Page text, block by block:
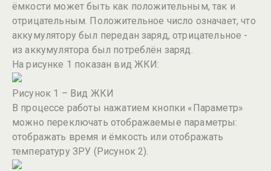
ёмкости может быть как положительным, так и
отрицательным. Положительное число означает, что
аккумулятору был передан заряд, отрицательное -
из аккумулятора был потреблён заряд.
На рисунке 1 показан вид ЖКИ:
Рисунок 1 – Вид ЖКИ
В процессе работы нажатием кнопки «Параметр»
можно переключать отображаемые параметры:
отображать время и ёмкость или отображать
температуру ЗРУ (Рисунок 2).